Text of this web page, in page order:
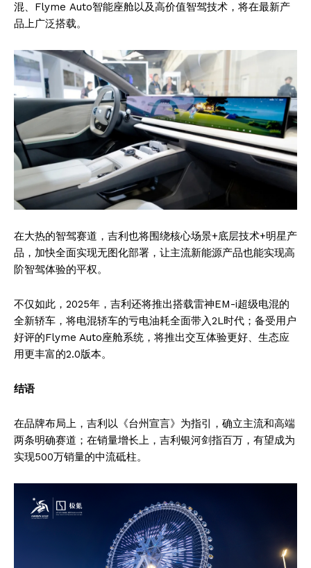
News Week
Magazine PRO
混、Flyme Auto智能座舱以及高价值智驾技术，将在最新产
品上广泛搭载。
在大热的智驾赛道，吉利也将围绕核心场景+底层技术+明星产
品，加快全面实现无图化部署，让主流新能源产品也能实现高
阶智驾体验的平权。
不仅如此，2025年，吉利还将推出搭载雷神EM-i超级电混的
全新轿车，将电混轿车的亏电油耗全面带入2L时代；备受用户
好评的Flyme Auto座舱系统，将推出交互体验更好、生态应
用更丰富的2.0版本。
结语
在品牌布局上，吉利以《台州宣言》为指引，确立主流和高端
两条明确赛道；在销量增长上，吉利银河剑指百万，有望成为
实现500万销量的中流砥柱。